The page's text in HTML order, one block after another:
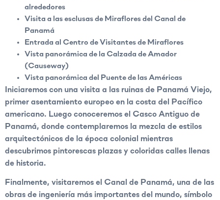
alrededores
Visita a las esclusas de Miraflores del Canal de
Panamá
Entrada al Centro de Visitantes de Miraflores
Vista panorámica de la Calzada de Amador
(Causeway)
Vista panorámica del Puente de las Américas
Iniciaremos con una visita a las ruinas de Panamá Viejo,
primer asentamiento europeo en la costa del Pacífico
americano. Luego conoceremos el Casco Antiguo de
Panamá, donde contemplaremos la mezcla de estilos
arquitectónicos de la época colonial mientras
descubrimos pintorescas plazas y coloridas calles llenas
de historia.
Finalmente, visitaremos el Canal de Panamá, una de las
obras de ingeniería más importantes del mundo, símbolo